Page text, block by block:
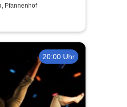
Pfannenhof
20:00 Uhr